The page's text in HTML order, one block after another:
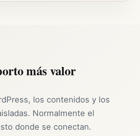
más valor
los contenidos y los
Normalmente el
donde se conectan.